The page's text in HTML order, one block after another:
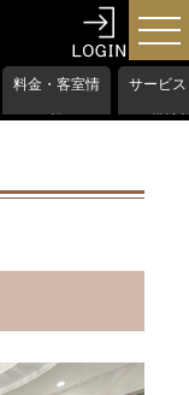
料金・客室情
報
サービ
備情